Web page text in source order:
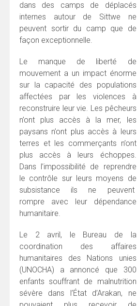
dans des camps de déplacés
internes autour de Sittwe ne
peuvent sortir du camp que de
façon exceptionnelle.
Le manque de liberté de
mouvement a un impact énorme
sur la capacité des populations
affectées par les violences à
reconstruire leur vie. Les pêcheurs
n’ont plus accès à la mer, les
paysans n’ont plus accès à leurs
terres et les commerçants n’ont
plus accès à leurs échoppes.
Dans l’impossibilité de reprendre
le contrôle sur leurs moyens de
subsistance ils ne peuvent
rompre avec leur dépendance
humanitaire.
Le 2 avril, le Bureau de la
coordination des affaires
humanitaires des Nations unies
(UNOCHA) a annoncé que 300
enfants souffrant de malnutrition
sévère dans l’État d’Arakan, ne